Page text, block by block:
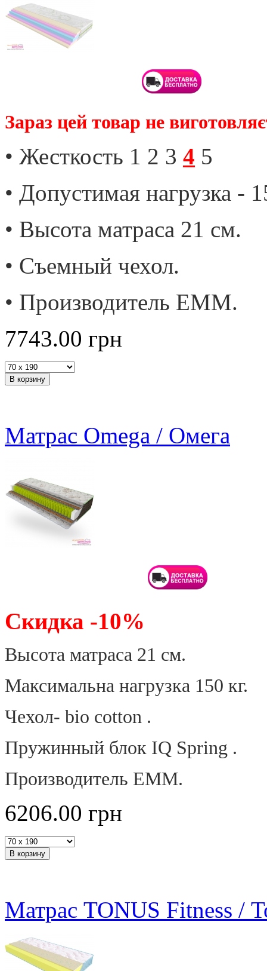
Зараз цей товар не
• Жесткость 1 2 3 4 5
• Допустимая нагрузка -
• Высота матраса 21 см.
• Съемный чехол.
• Производитель ЕММ.
7743.00 грн
Матрас Omega / Омега
Скидка -10%
Высота матраса 21 см.
Максимальна нагрузка 150 кг.
Чехол- bio cotton .
Пружинный блок IQ Spring .
Производитель ЕММ.
6206.00 грн
Матрас TONUS Fitness /